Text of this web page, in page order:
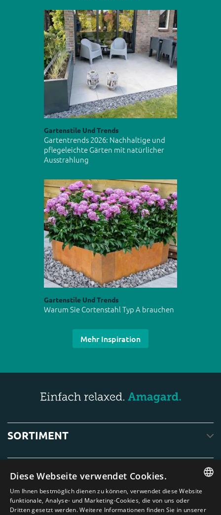
Gartenstile Und Trends
Gartentrends 2026: Nachhaltige und
pflegeleichte Gärten mit natürlicher
Ausstrahlung
Gartenstile Und Trends
Warum Sie Cortenstahl Typ A brauchen
Mehr Inspiration
SORTIMENT
SERVICE
ÜBER UNS
ENGLISH
Diese Webseite verwendet Cookies.
Um Ihnen bestmöglich dienen zu können, verwendet diese Website
funktionale, Analyse- und Marketing-Cookies, die von uns oder
Dritten gesetzt werden. Weitere Informationen finden Sie in unserer